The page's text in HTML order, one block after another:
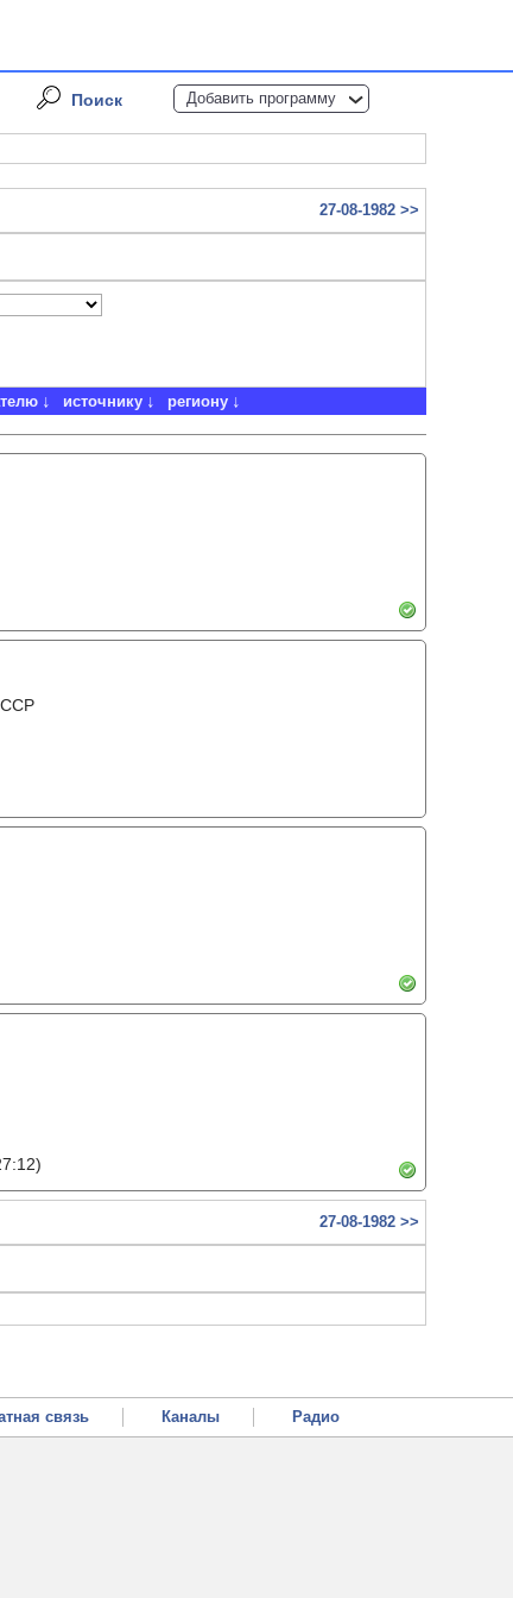
Поиск Добавить программу
27-08-1982 >>
источнику региону
27-08-1982 >>
связь Каналы Радио